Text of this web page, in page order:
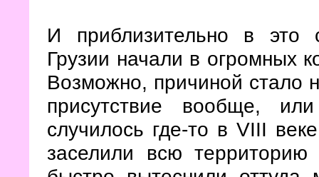
И приблизительно в это
Грузии начали в огромных
Возможно, причиной стало
присутствие вообще,
случилось где-то в VIII
заселили всю